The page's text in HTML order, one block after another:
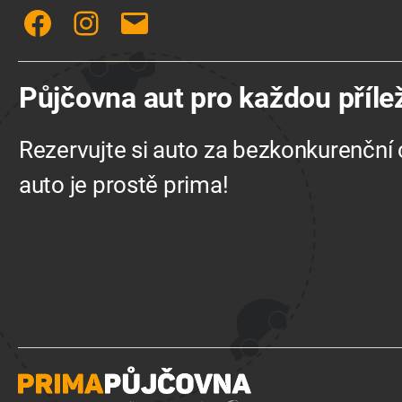
FacebookInstagram
E-
mail
Půjčovna aut pro každou
Rezervujte si auto za bezkonkurenční
auto je prostě prima!